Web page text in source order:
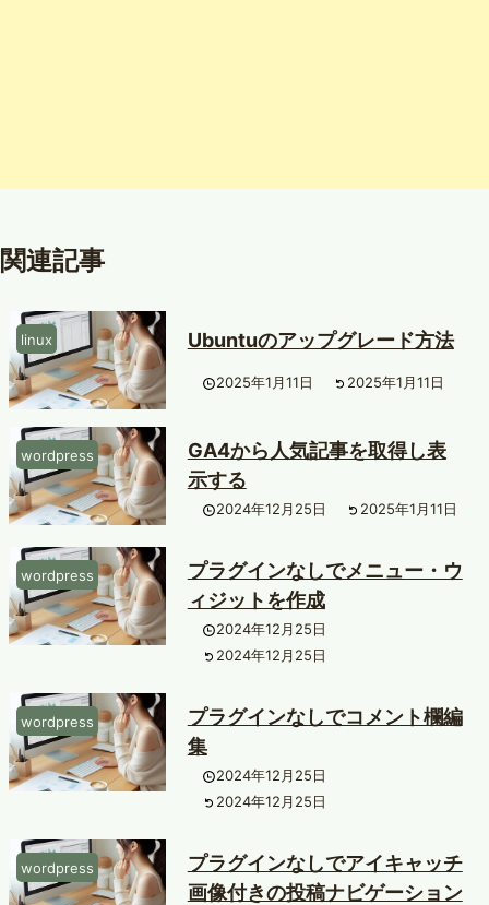
関連記事
linux Ubuntuのアップグレード方法
2025年1月11日 2025年1月11日
wordpress
GA4から人気記事を取得し表
示する
2024年12月25日 2025年1月11日
wordpress
プラグインなしでメニュー・ウ
ィジットを作成
2024年12月25日
2024年12月25日
wordpress
プラグインなしでコメント欄編
集
2024年12月25日
2024年12月25日
wordpress
プラグインなしでアイキャッチ
画像付きの投稿ナビゲーション